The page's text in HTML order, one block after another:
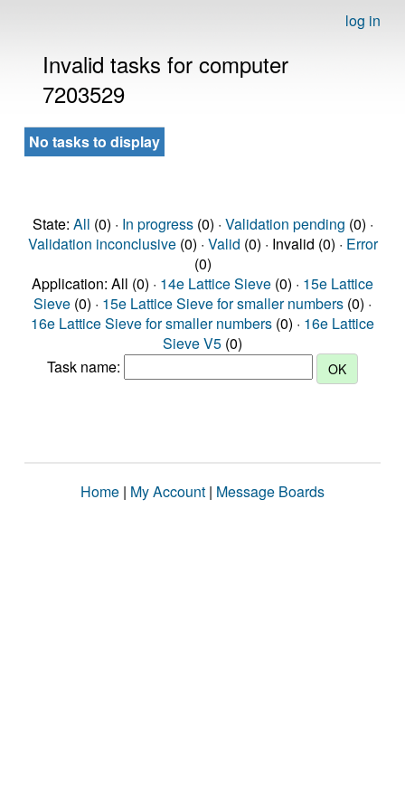
log in
Invalid tasks for computer
7203529
No tasks to display
State: All (0) · In progress(0) · Validation pending (0) ·
Validation inconclusive(0) · Valid (0) · Invalid (0) · Error
(0)
Application: All (0) · 14e Lattice Sieve (0) · 15e Lattice
Sieve (0) · 15e Lattice Sieve for smaller numbers (0) ·
16e Lattice Sieve for smaller numbers (0) · 16e Lattice
Sieve V5 (0)
Task name:
Home | My Account | Message Boards